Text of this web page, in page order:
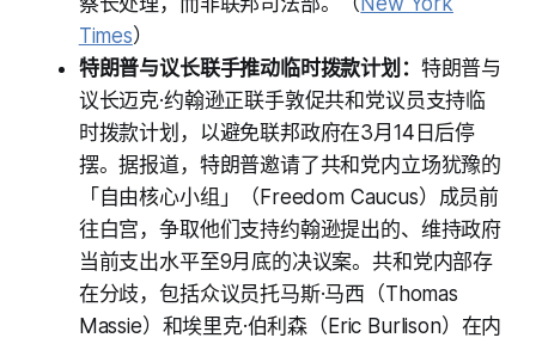
Times）
特朗普与议长联手推动临时拨款计划： 特朗普与
议长迈克·约翰逊正联手敦促共和党议员支持临
时拨款计划，以避免联邦政府在3月14日后停
摆。据报道，特朗普邀请了共和党内立场犹豫的
「自由核心小组」（Freedom Caucus）成员前
往白宫，争取他们支持约翰逊提出的、维持政府
当前支出水平至9月底的决议案。共和党内部存
在分歧，包括众议员托马斯·马西（Thomas
Massie）和埃里克·伯利森（Eric Burlison）在内